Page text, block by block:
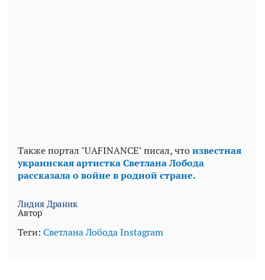
Также портал "UAFINANCE" писал, чтоизвестная
украинская артистка Светлана Лобода
рассказала о войне в родной стране.
Лидия Драник
Автор
Теги: Светлана ЛободаInstagram